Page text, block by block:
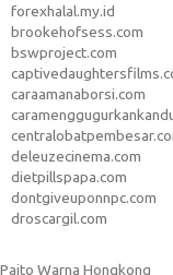
forexhalal.my.id
brookehofsess.com
bswproject.com
caraamanaborsi.com
deleuzecinema.com
dietpillspapa.com
dontgiveuponnpc.com
droscargil.com
Paito Warna Hongkong